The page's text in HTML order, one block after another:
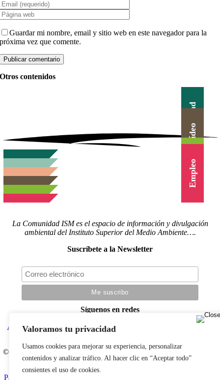
Valoramos tu privacidad
Usamos cookies para mejorar su experiencia, personalizar
contenidos y analizar tráfico. Al hacer clic en “Aceptar todo”
consientes el uso de cookies.
Guardar mi nombre, email y sitio web en este navegador para la
próxima vez que comente.
Otros contenidos
Actualidad
Blog
Agenda
Canal Vídeo
Cursos
Empleo
La Comunidad ISM es el espacio de información y divulgación
ambiental del Instituto Superior del Medio Ambiente….
Suscríbete a la Newsletter
Síguenos en redes
Actualidad|Blog|Agenda|Herramientas
Empleo
© Copyright 2022 |
Aviso legal Política de privacidad
por LBM Diseño Web
Page load link